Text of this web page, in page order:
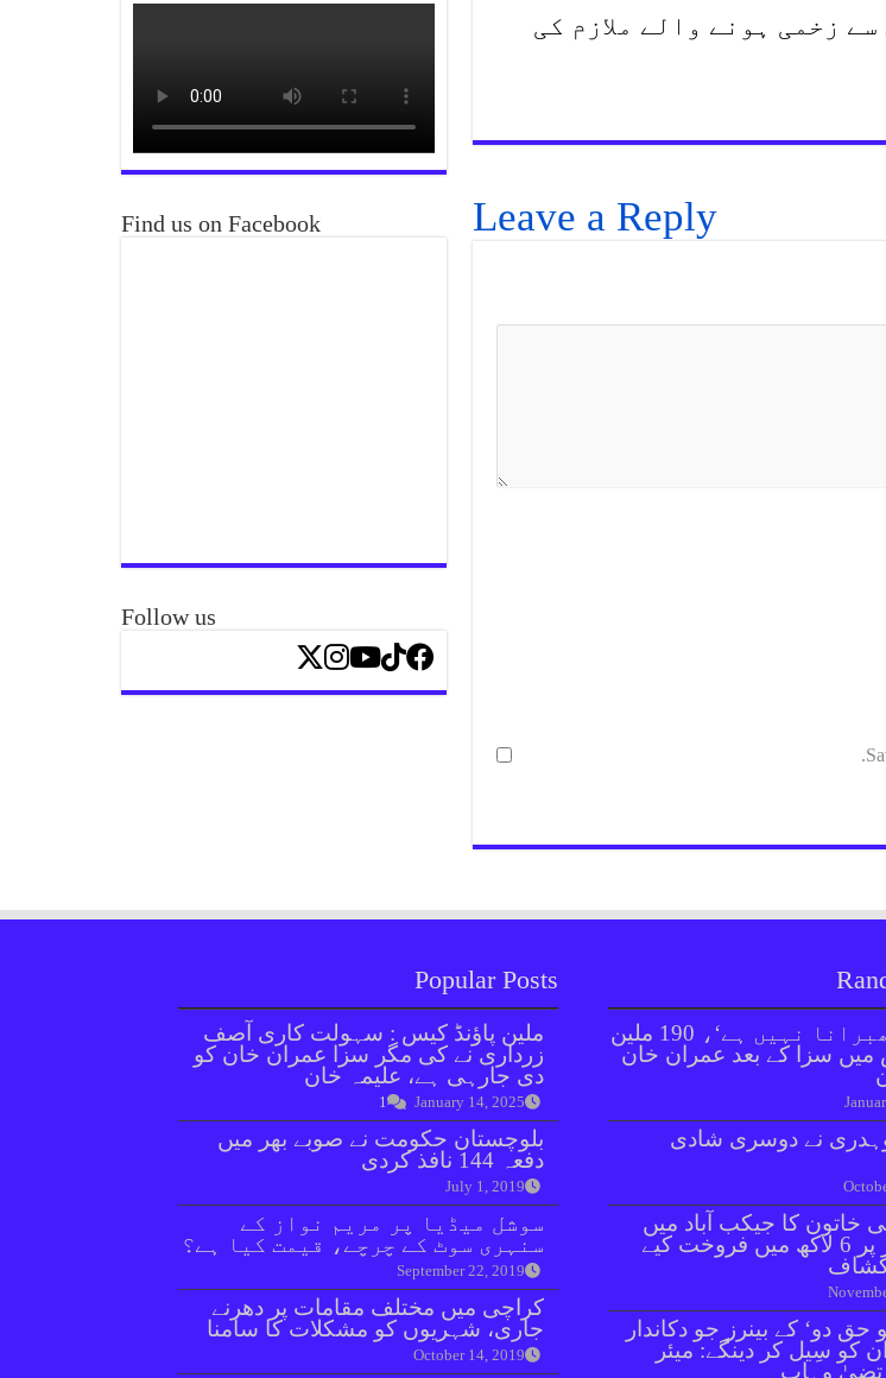
زخمی ہونے والے ملازم کی
Leave a Reply
Find us on Facebook
Follow us
Popular Posts
ملین پاؤنڈ کیس : سہولت کاری آصف
زرداری نے کی مگر سزا عمران خان کو
دی جارہی ہے، علیمہ خان
January 14, 2025
1
بلوچستان حکومت نے صوبے بھر میں
دفعہ 144 نافذ کردی
July 1, 2019
سوشل میڈیا پر مریم نواز کے
سنہری سوٹ کے چرچے، قیمت کیا ہے؟
September 22, 2019
کراچی میں مختلف مقامات پر دھرنے
جاری، شہریوں کو مشکلات کا سامنا
October 14, 2019
’آپ نے گھبرانا نہیں ہے‘، 190 ملین
میں سزا کے بعد عمران خان
نے دوسری شادی
خاتون کا جیکب آباد میں
مبینہ طور پر 6 لاکھ میں فروخت کیے
حق دو‘ کے بینرز جو دکاندار
ان کو سِیل کر دینگے: میئر
وہاب